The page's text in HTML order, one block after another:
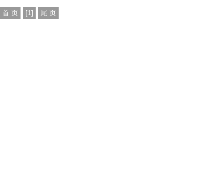
政府办公技术都在使用康馨雷电电子产
首 页 [1] 尾 页